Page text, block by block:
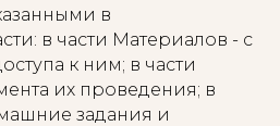
в
в части Материалов - с
к ним; в части
их проведения; в
задания и